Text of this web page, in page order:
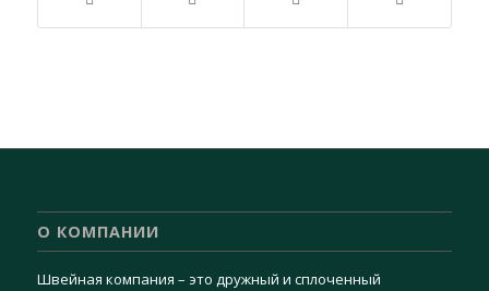
О КОМПАНИИ
Швейная компания – это дружный и сплоченный